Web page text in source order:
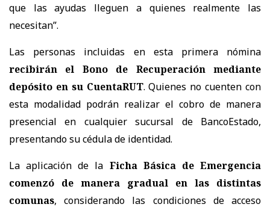
que las ayudas lleguen a quienes realmente las
necesitan”.
Las personas incluidas en esta primera nómina
recibirán el Bono de Recuperación mediante
depósito en su CuentaRUT. Quienes no cuenten con
esta modalidad podrán realizar el cobro de manera
presencial en cualquier sucursal de BancoEstado,
presentando su cédula de identidad.
La aplicación de la Ficha Básica de Emergencia
comenzó de manera gradual en las distintas
comunas, considerando las condiciones de acceso